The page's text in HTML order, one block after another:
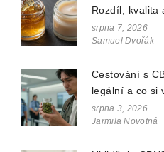
Rozdíl, kvalita
správný
srpna 7, 2026
Samuel Dvořák
Cestování s
legální a co si
srpna 3, 2026
Jarmila Novotná